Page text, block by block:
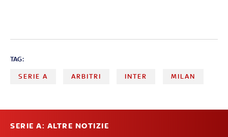
TAG:
SERIE A ARBITRI INTER MILAN
SERIE A: ALTRE NOTIZIE